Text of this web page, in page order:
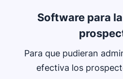
Software para
Para que pudieran
efectiva los